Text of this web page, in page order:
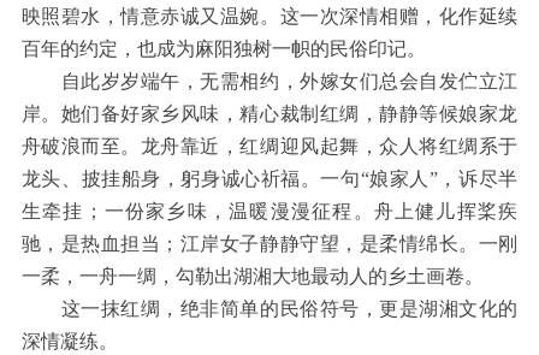
映照碧水，情意赤诚又温婉。这一次深情相赠，化作延续
百年的约定，也成为麻阳独树一帜的民俗印记。
自此岁岁端午，无需相约，外嫁女们总会自发伫立江
岸。她们备好家乡风味，精心裁制红绸，静静等候娘家龙
舟破浪而至。龙舟靠近，红绸迎风起舞，众人将红绸系于
龙头、披挂船身，躬身诚心祈福。一句“娘家人”，诉尽半
生牵挂；一份家乡味，温暖漫漫征程。舟上健儿挥桨疾
驰，是热血担当；江岸女子静静守望，是柔情绵长。一刚
一柔，一舟一绸，勾勒出湖湘大地最动人的乡土画卷。
这一抹红绸，绝非简单的民俗符号，更是湖湘文化的
深情凝练。